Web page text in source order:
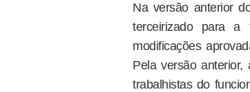
Na versão anterior
terceirizado para
modificações
Pela versão
trabalhistas do